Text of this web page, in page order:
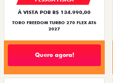
À VISTA POR R$ 134.990,00
TORO FREEDOM TURBO 270 FLEX AT6
2027
Quero agora!